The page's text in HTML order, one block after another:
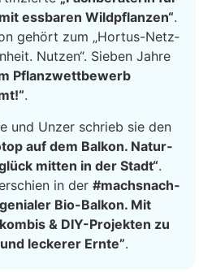
ess­ba­ren Wild­pflan­zen“.
gehört zum „Hor­tus-Netz­
Nut­zen“. Sie­ben Jah­re
Pflanz­wett­be­werb
.
und Unzer schrieb sie den
auf dem Bal­kon. Natur­
mit­ten in der Stadt“.
in der #machs­nach­
Bio-Bal­kon. Mit
& DIY-Pro­jek­ten zu
lecke­rer Ern­te”.